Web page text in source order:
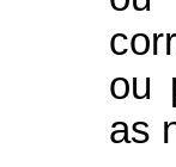
ou
as